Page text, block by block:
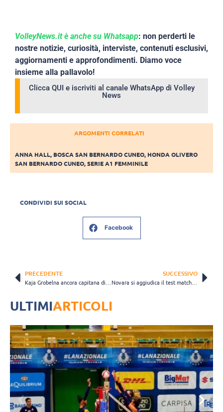
VolleyNews.it è anche su Whatsapp: non perderti le
nostre notizie, curiosità, interviste, contenuti esclusivi,
aggiornamenti e approfondimenti. Diamo voce
insieme alla pallavolo!
Clicca QUI e iscriviti al canale WhatsApp di Volley
News
ARGOMENTI CORRELATI
ANNA HALL, BOSCA SAN BERNARDO CUNEO, HONDA OLIVERO
SAN BERNARDO CUNEO,SERIE A1 FEMMINILE
CONDIVIDI SUI SOCIAL
Facebook
PRECEDENTE SUCCESSIVO
Novara si aggiudica il test match con Busto Arsizio
ULTIMIARTICOLI